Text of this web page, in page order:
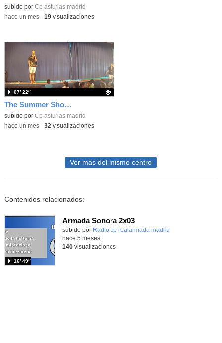
Contenido educativo.
subido por Cp asturias madrid
-hace un mes- 19visualizaciones
The Summer Show 001
Contenido educativo.
subido por Cp asturias madrid
07′ 22″
-hace un mes- 32 visualizaciones
Ver más del mismo centro
Contenidos relacionados:
Armada Sonora 2x03
Contenido educativo.
subido por Radio cp realarmada madrid
16′ 49″
hace 5 meses
140visualizaciones